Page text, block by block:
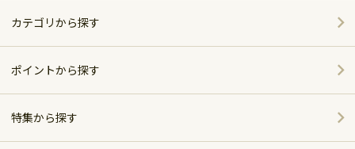
カテゴリから探す
家電
家具・インテリア
ポイントから探す
～5,000pt
特集から探す